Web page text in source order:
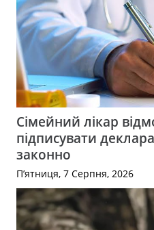
Сімейний лікар
підписувати
законно
П’ятниця, 7 Серпня, 2026